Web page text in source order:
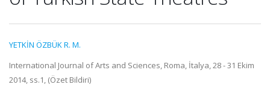
YETKİN ÖZBÜK R. M.
International Journal of Arts and Sciences, Roma, İtalya, 28 - 31 Ekim
2014, ss.1, (Özet Bildiri)